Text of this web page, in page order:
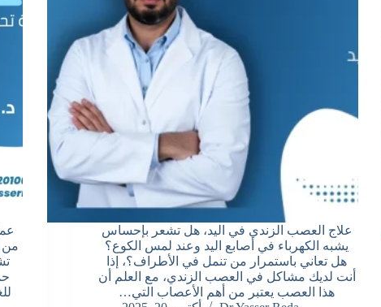
علاج العصب الزندي في اليد، هل تشعر بإحساس
يشبه الكهرباء في أصابع اليد وعند لمس الكوع؟
هل تعاني باستمرار من تنمل في الأطراف؟، إذا
أنت لديك مشاكل في العصب الزندي، مع العلم أن
هذا العصب يعتبر من أهم الأعصاب التي…
من